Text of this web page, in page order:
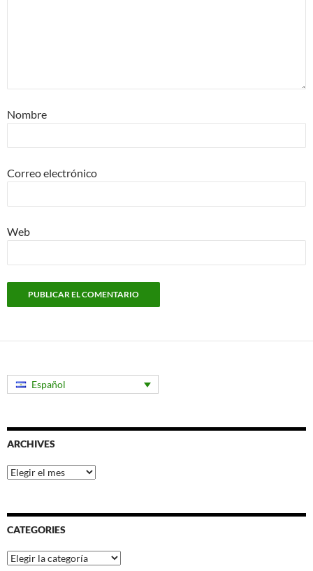
Nombre
Correo electrónico
Web
Español
ARCHIVES
Archives
CATEGORIES
Categories